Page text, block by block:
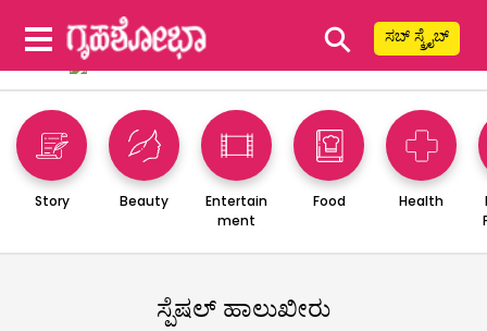
⚲ ಸಬ್ ಸ್ಕ್ರೈಬ್
Story Beauty
Entertain
ment
Food Health
ಸ್ಪೆಷಲ್ ಹಾಲುಖೀರು